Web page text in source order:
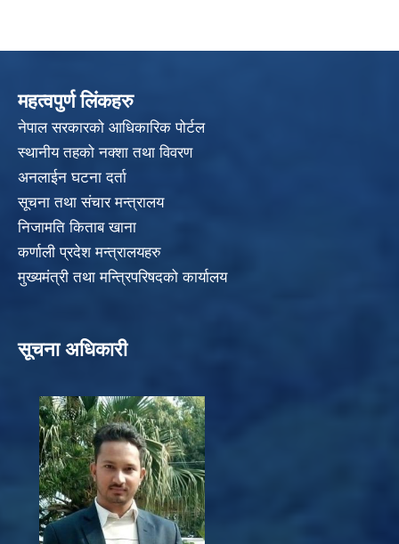
महत्वपुर्ण लिंकहरु
नेपाल सरकारको आधिकारिक पोर्टल
स्थानीय तहको नक्शा तथा विवरण
अनलाईन घटना दर्ता
सूचना तथा संचार मन्त्रालय
निजामति किताब खाना
कर्णाली प्रदेश मन्त्रालयहरु
मुख्यमंत्री तथा मन्त्रिपरिषदको कार्यालय
सूचना अधिकारी